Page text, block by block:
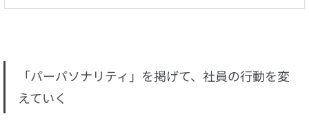
「パーパソナリティ」を掲げて、社員の行動を変
えていく